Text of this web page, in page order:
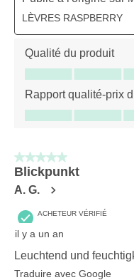
LÈVRES RASPBERRY
Qualité du produit
Qualité du produit,
Rapport qualité-prix
Rapport qualité-prix
5 sur 5 étoiles.
Blickpunkt
A. G.
ACHETEUR VÉRIFIÉ
il y a un an
Leuchtend und
Traduire avec Google